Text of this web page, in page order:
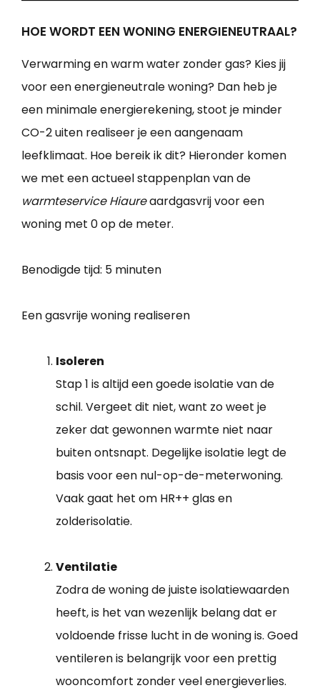
HOE WORDT EEN WONING ENERGIENEUTRAAL?
Verwarming en warm water zonder gas? Kies jij
voor een energieneutrale woning? Dan heb je
een minimale energierekening, stoot je minder
CO-2 uiten realiseer je een aangenaam
leefklimaat. Hoe bereik ik dit? Hieronder komen
we met een actueel stappenplan van de
warmteservice Hiaureaardgasvrij voor een
woning met 0 op de meter.
Benodigde tijd: 5 minuten
Een gasvrije woning realiseren
Isoleren
Stap 1 is altijd een goede isolatie van de
schil. Vergeet dit niet, want zo weet je
zeker dat gewonnen warmte niet naar
buiten ontsnapt. Degelijke isolatie legt de
basis voor een nul-op-de-meterwoning.
Vaak gaat het om HR++ glas en
zolderisolatie.
Ventilatie
Zodra de woning de juiste isolatiewaarden
heeft, is het van wezenlijk belang dat er
voldoende frisse lucht in de woning is. Goed
ventileren is belangrijk voor een prettig
wooncomfort zonder veel energieverlies.